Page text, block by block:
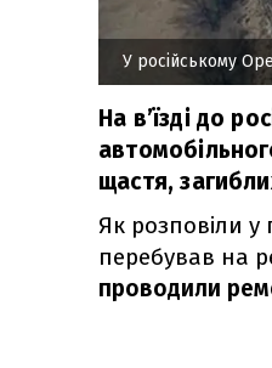
У російському
На в’їзді до
щастя,
Як розповіли у
перебував на
проводили